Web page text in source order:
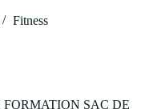
Fitness